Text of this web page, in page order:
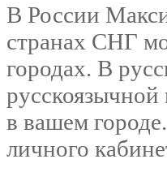
В России
странах СНГ
городах. В
в вашем
личного